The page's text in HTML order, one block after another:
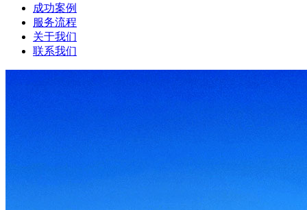
成功案例
服务流程
关于我们
联系我们